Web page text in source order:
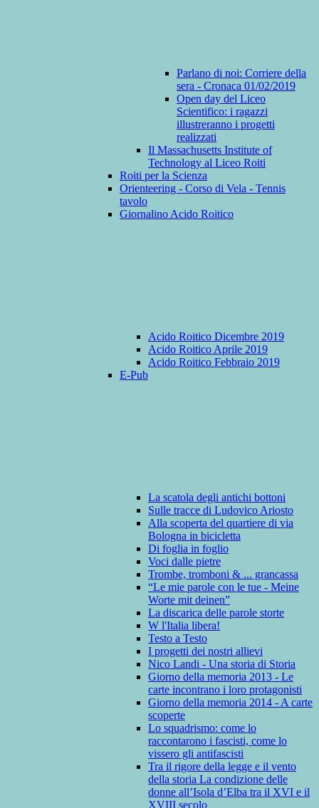
Parlano di noi: Corriere della
sera - Cronaca 01/02/2019
Open day del Liceo
Scientifico: i ragazzi
illustreranno i progetti
realizzati
Il Massachusetts Institute of
Technology al Liceo Roiti
Roiti per la Scienza
Orienteering - Corso di Vela - Tennis
tavolo
Giornalino Acido Roitico
Acido Roitico Dicembre 2019
Acido Roitico Aprile 2019
Acido Roitico Febbraio 2019
E-Pub
La scatola degli antichi bottoni
Sulle tracce di Ludovico Ariosto
Alla scoperta del quartiere di via
Bologna in bicicletta
Di foglia in foglio
Voci dalle pietre
Trombe, tromboni & ... grancassa
“Le mie parole con le tue - Meine
Worte mit deinen”
La discarica delle parole storte
W l'Italia libera!
Testo a Testo
I progetti dei nostri allievi
Nico Landi - Una storia di Storia
Giorno della memoria 2013 - Le
carte incontrano i loro protagonisti
Giorno della memoria 2014 - A carte
scoperte
Lo squadrismo: come lo
raccontarono i fascisti, come lo
vissero gli antifascisti
Tra il rigore della legge e il vento
della storia La condizione delle
donne all’Isola d’Elba tra il XVI e il
XVIII secolo